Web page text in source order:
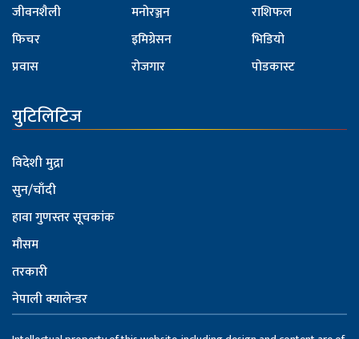
जीवनशैली
फिचर
प्रवास
मनोरञ्जन
इमिग्रेसन
रोजगार
राशिफल
भिडियो
पोडकास्ट
युटिलिटिज
विदेशी मुद्रा
सुन/चाँदी
हावा गुणस्तर सूचकांक
मौसम
तरकारी
नेपाली क्यालेन्डर